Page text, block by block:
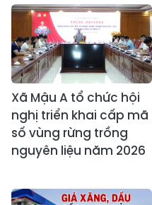
Xã Mậu A tổ chức hội
nghị triển khai cấp mã
số vùng rừng trồng
nguyên liệu năm 2026